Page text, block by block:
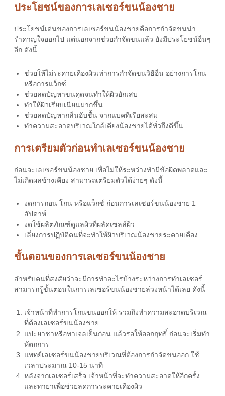
ประโยชน์ของการเลเซอร์ขนน้องชาย
ประโยชน์เด่นของการเลเซอร์ขนน้องชายคือการกำจัดขนน่า
รำคาญใจออกไป แต่นอกจากช่วยกำจัดขนแล้ว ยังมีประโยชน์อื่นๆ
อีก ดังนี้
ช่วยให้ไม่ระคายเคืองผิวเท่าการกำจัดขนวิธีอื่น อย่างการโกน
หรือการแว็กซ์
ช่วยลดปัญหาขนคุดจนทำให้ผิวอักเสบ
ทำให้ผิวเรียบเนียนมากขึ้น
ช่วยลดปัญหากลิ่นอับชื้น จากแบคทีเรียสะสม
ทำความสะอาดบริเวณใกล้เคียงน้องชายได้ทั่วถึงดีขึ้น
การเตรียมตัวก่อนทำเลเซอร์ขนน้องชาย
ก่อนจะเลเซอร์ขนน้องชาย เพื่อไม่ให้ระหว่างทำมีข้อผิดพลาดและ
ไม่เกิดผลข้างเคียง สามารถเตรียมตัวได้ง่ายๆ ดังนี้
งดการถอน โกน หรือแว็กซ์ ก่อนการเลเซอร์ขนน้องชาย 1
สัปดาห์
งดใช้ผลิตภัณฑ์ดูแลผิวที่ผลัดเซลล์ผิว
เลี่ยงการปฏิบัติตนที่จะทำให้ผิวบริเวณน้องชายระคายเคือง
ขั้นตอนของการเลเซอร์ขนน้องชาย
สำหรับคนที่สงสัยว่าจะมีการทำอะไรบ้างระหว่างการทำเลเซอร์
สามารถรู้ขั้นตอนในการเลเซอร์ขนน้องชายล่วงหน้าได้เลย ดังนี้
เจ้าหน้าที่ทำการโกนขนออกให้ รวมถึงทำความสะอาดบริเวณ
ที่ต้องเลเซอร์ขนน้องชาย
แปะยาชาหรือทาเจลเย็นก่อน แล้วรอให้ออกฤทธิ์ ก่อนจะเริ่มทำ
หัตถการ
แพทย์เลเซอร์ขนน้องชายบริเวณที่ต้องการกำจัดขนออก ใช้
เวลาประมาณ 10-15 นาที
หลังจากเลเซอร์เสร็จ เจ้าหน้าที่จะทำความสะอาดให้อีกครั้ง
และทายาเพื่อช่วยลดการระคายเคืองผิว